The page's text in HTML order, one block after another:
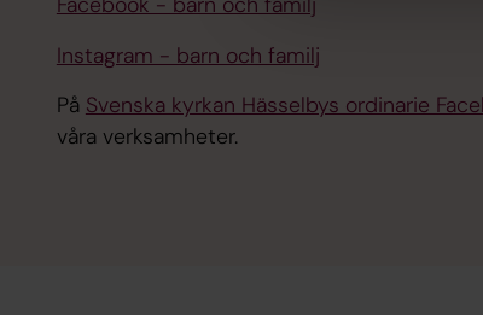
Instagram - barn och familj
På Svenska kyrkan Hässelbys ordinarie
våra verksamheter.